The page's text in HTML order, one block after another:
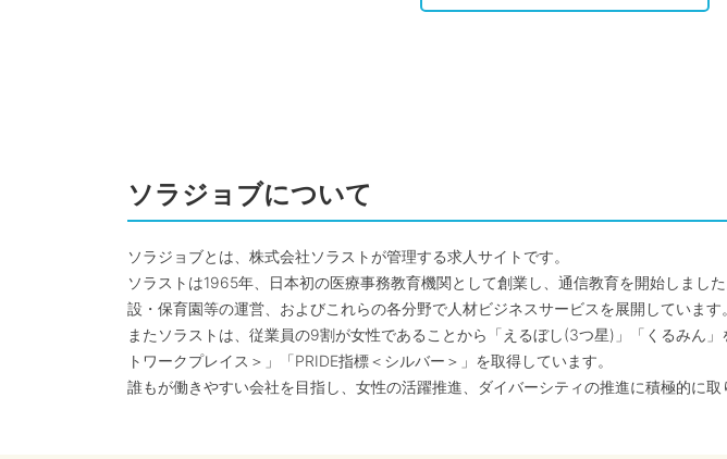
ソラジョブについて
ソラジョブとは、株式会社ソラストが管理する求人サイトです。
ソラストは1965年、日本初の医療事務教育機関として創業し、通信教育を開始しま
設・保育園等の運営、およびこれらの各分野で人材ビジネスサービスを展開しています。
またソラストは、従業員の9割が女性であることから「えるぼし(3つ星)」「くるみん
トワークプレイス＞」「PRIDE指標＜シルバー＞」を取得しています。
誰もが働きやすい会社を目指し、女性の活躍推進、ダイバーシティの推進に積極的に取